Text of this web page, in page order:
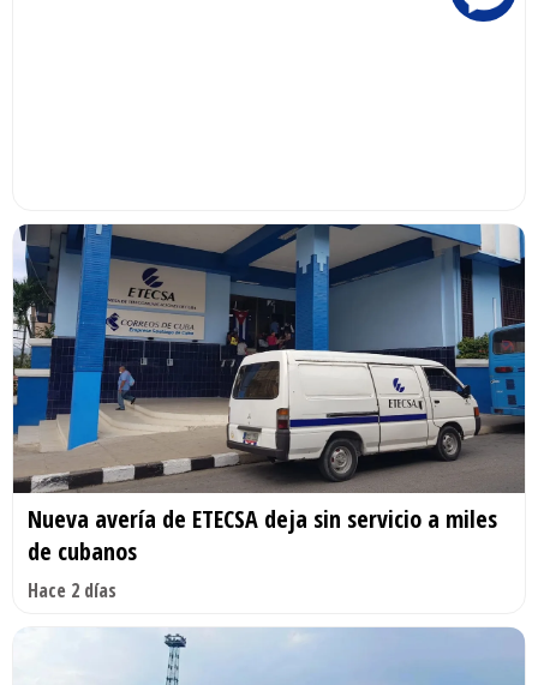
Nueva avería de ETECSA deja sin servicio a miles
de cubanos
Hace 2 días